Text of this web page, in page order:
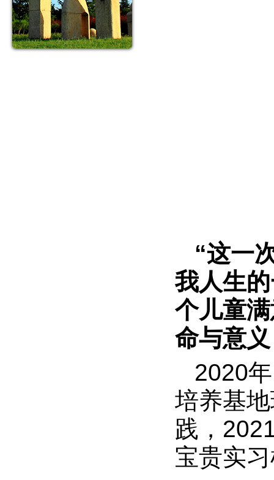
“这一
我人生
个儿童
命与意义
2020
培养基
践，
宝贵实